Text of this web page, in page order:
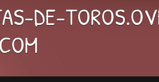
DE-